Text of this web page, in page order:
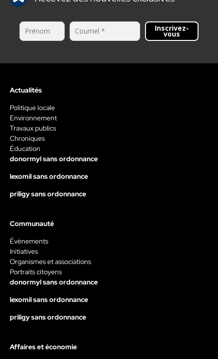
Inscrivez-
vous
Actualités
Politique locale
Environnement
Travaux publics
Chroniques
Éducation
donormyl sans ordonnance
lexomil sans ordonnance
priligy sans ordonnance
Communauté
Évènements
Initiatives
Organismes et associations
Portraits citoyens
donormyl sans ordonnance
lexomil sans ordonnance
priligy sans ordonnance
Affaires et économie